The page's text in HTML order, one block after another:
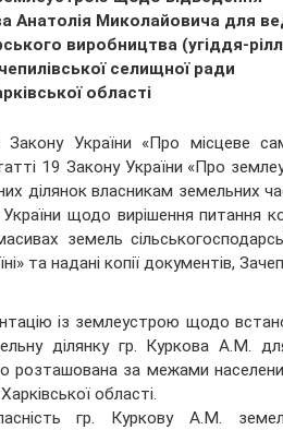
Анатолія Миколайовича для
виробництва (угіддя-
селищної ради
області
України «Про місцеве
19 Закону України «Про
ділянок власникам земельних
щодо вирішення питання
земель
та надані копії документів,
із землеустрою щодо
ділянку гр. Куркова А.М.
розташована за межами
області.
гр. Куркову А.М.